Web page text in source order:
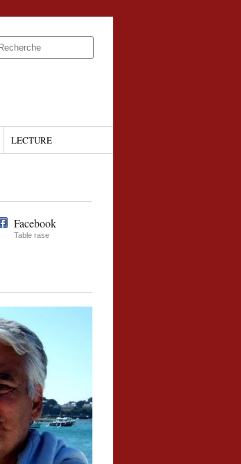
LECTURE
Facebook
Table rase